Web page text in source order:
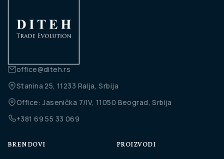
office@diteh.rs
Stanina 25, 11233 Ralja, Srbija
Office: Jasenička 7/IV, 11050 Beograd, Srbija
+381 69 55 33 069
BRENDOVI PROIZVODI